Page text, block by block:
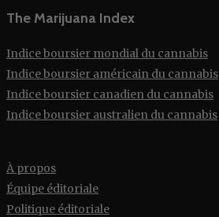
The Marijuana Index
Indice boursier mondial du cannabis
Indice boursier américain du cannabis
Indice boursier canadien du cannabis
Indice boursier australien du cannabis
À propos
Équipe éditoriale
Politique éditoriale